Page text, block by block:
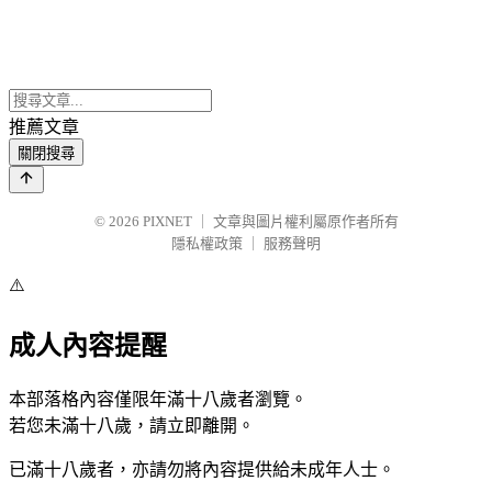
推薦文章
關閉搜尋
© 2026 PIXNET
文章與圖片權利屬原作者所有
隱私權政策
服務聲明
⚠️
成人內容提醒
本部落格內容僅限年滿十八歲者瀏覽。
若您未滿十八歲，請立即離開。
已滿十八歲者，亦請勿將內容提供給未成年人士。